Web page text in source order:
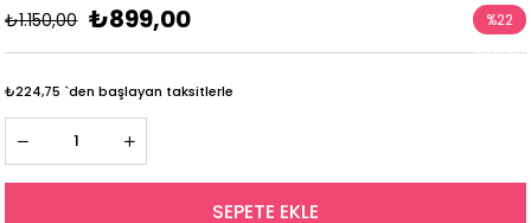
₺1.150,00 ₺899,00 %22
İndirim
₺224,75 `den başlayan taksitlerle